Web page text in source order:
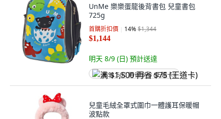
UnMe 樂樂蛋龍後背書包 兒童書包
725g
首購折扣價 14%$1,344
$1,144
明天 8/9 (日) 預計送達
满 $1,500 再省 $75 (王道卡)
兒童毛絨全罩式圍巾一體護耳保暖帽
波點款